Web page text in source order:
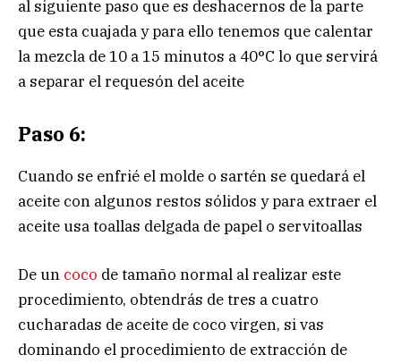
al siguiente paso que es deshacernos de la parte
que esta cuajada y para ello tenemos que calentar
la mezcla de 10 a 15 minutos a 40°C lo que servirá
a separar el requesón del aceite
Paso 6:
Cuando se enfrié el molde o sartén se quedará el
aceite con algunos restos sólidos y para extraer el
aceite usa toallas delgada de papel o servitoallas
De un coco de tamaño normal al realizar este
procedimiento, obtendrás de tres a cuatro
cucharadas de aceite de coco virgen, si vas
dominando el procedimiento de extracción de